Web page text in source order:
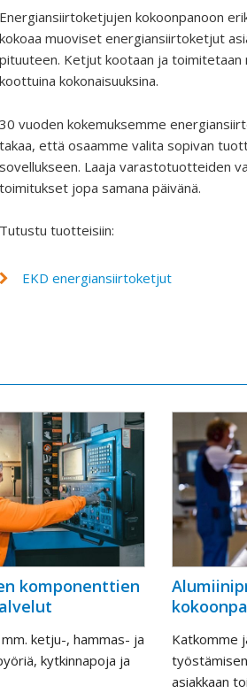
Energiansiirtoketjujen kokoonpanoon
kokoaa muoviset energiansiirtoketjut
pituuteen. Ketjut kootaan ja
koottuina kokonaisuuksina.​
30 vuoden kokemuksemme
takaa, että osaamme valita sopivan
sovellukseen. Laaja varastotuotteiden
toimitukset jopa samana päivänä.​
Tutustu tuotteisiin:
EKD energiansiirtoketjut
komponenttien
ketju-, hammas- ja
kytkinnapoja ja
Katkomme
asiakkaan